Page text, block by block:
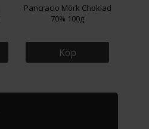
Pancracio Mörk Choklad
70% 100g
Köp